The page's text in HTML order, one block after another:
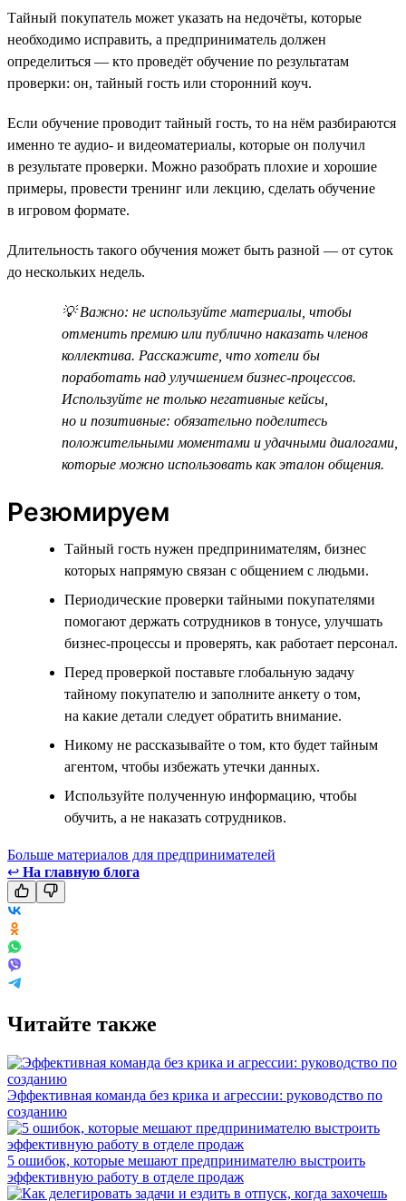
Тайный покупатель может указать на недочёты, которые
необходимо исправить, а предприниматель должен
определиться — кто проведёт обучение по результатам
проверки: он, тайный гость или сторонний коуч.
Если обучение проводит тайный гость, то на нём разбираются
именно те аудио- и видеоматериалы, которые он получил
в результате проверки. Можно разобрать плохие и хорошие
примеры, провести тренинг или лекцию, сделать обучение
в игровом формате.
Длительность такого обучения может быть разной — от суток
до нескольких недель.
💡 Важно: не используйте материалы, чтобы
отменить премию или публично наказать членов
коллектива. Расскажите, что хотели бы
поработать над улучшением бизнес-процессов.
Используйте не только негативные кейсы,
но и позитивные: обязательно поделитесь
положительными моментами и удачными диалогами,
которые можно использовать как эталон общения.
Резюмируем
Тайный гость нужен предпринимателям, бизнес
которых напрямую связан с общением с людьми.
Периодические проверки тайными покупателями
помогают держать сотрудников в тонусе, улучшать
бизнес-процессы и проверять, как работает персонал.
Перед проверкой поставьте глобальную задачу
тайному покупателю и заполните анкету о том,
на какие детали следует обратить внимание.
Никому не рассказывайте о том, кто будет тайным
агентом, чтобы избежать утечки данных.
Используйте полученную информацию, чтобы
обучить, а не наказать сотрудников.
Больше материалов для предпринимателей
↩ На главную блога
Читайте также
Эффективная команда без крика и агрессии: руководство по
созданию
5 ошибок, которые мешают предпринимателю выстроить
эффективную работу в отделе продаж